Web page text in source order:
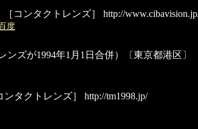
コンタクトレンズ］ http://
度
ンズが1994年1月1日合併）〔東京都港区
ンタクトレンズ］ http://tm1998.jp/